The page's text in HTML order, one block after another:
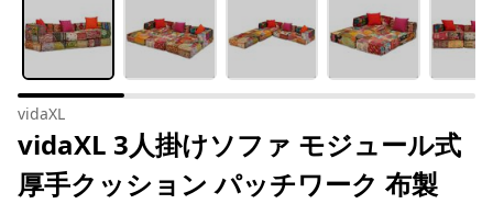
vidaXL
vidaXL 3人掛けソファ モジュール式
厚手クッション パッチワーク 布製